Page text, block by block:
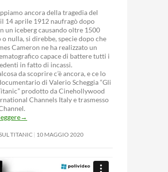
ancora della tragedia del
14 aprile 1912 naufragò dopo
un iceberg causando oltre 1500
nulla, si direbbe, specie dopo che
Cameron ne ha realizzato un
capace di battere tutti i
in fatto di incassi.
da scoprire c’è ancora, e ce lo
di Valerio Scheggia “Gli
prodotto da Cinehollywood
Channels Italy e trasmesso
→
TITANIC 10 MAGGIO 2020